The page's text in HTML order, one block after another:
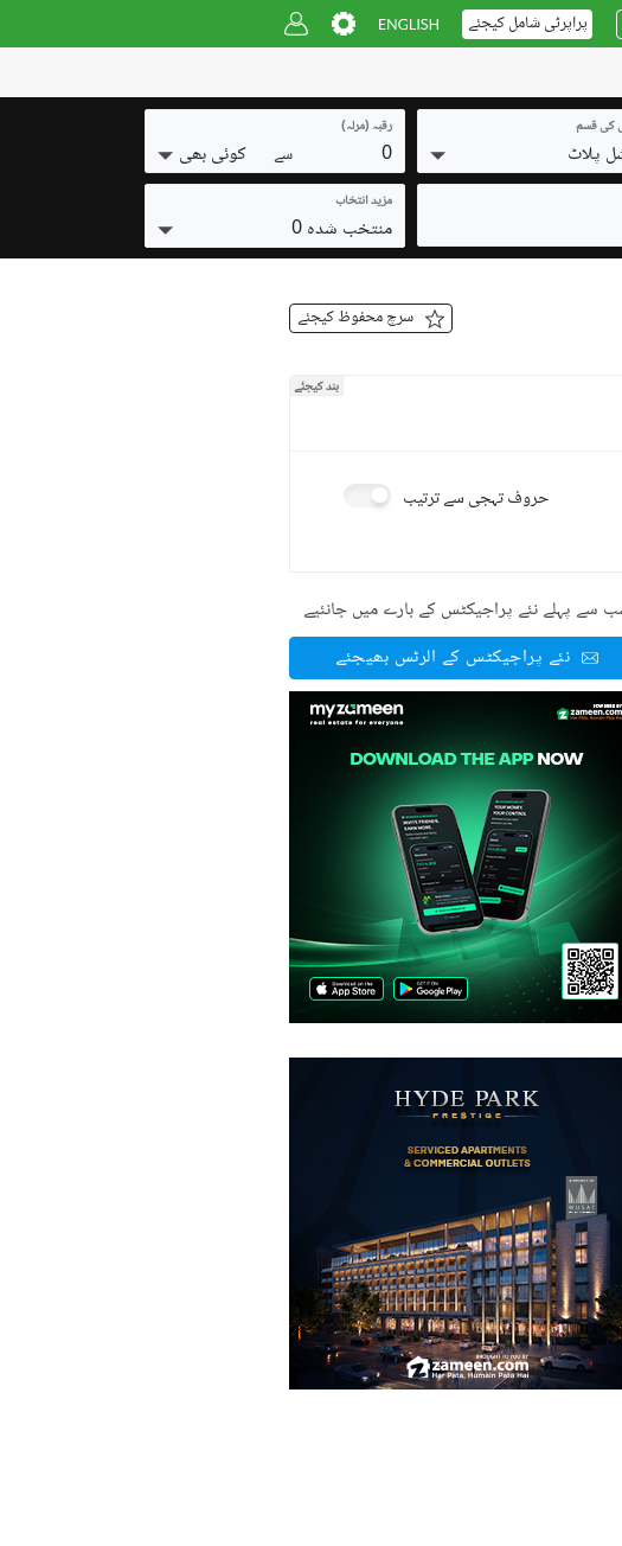
پراپرٹی شامل کیجئے
کی قسم
پلاٹ
رقبہ (مرلہ)
0 سے کوئی بھی
مزید انتخاب
منتخب شدہ 0
سرچ محفوظ کیجئے
بند کیجئے
حروف تہجی سے ترتیب
سے پہلے نئے پراجیکٹس کے بارے میں جانئیے
نئے پراجیکٹس کے الرٹس بھیجئے